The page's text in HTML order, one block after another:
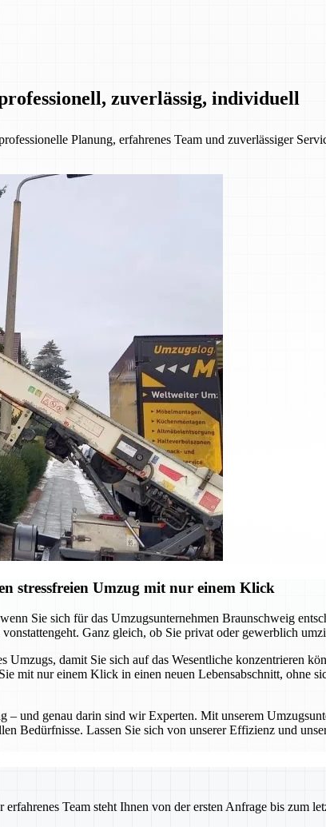
zuverlässig, individuell
Planung, erfahrenes Team und zuverlässiger
stressfreien Umzug mit nur einem Klick
Sie sich für das Umzugsunternehmen Braunschweig
Ganz gleich, ob Sie privat oder gewerblich
damit Sie sich auf das Wesentliche konzentrieren
mit nur einem Klick in einen neuen Lebensabschnitt, ohne
und genau darin sind wir Experten. Mit unserem
Bedürfnisse. Lassen Sie sich von unserer Effizienz und
Team steht Ihnen von der ersten Anfrage bis zum